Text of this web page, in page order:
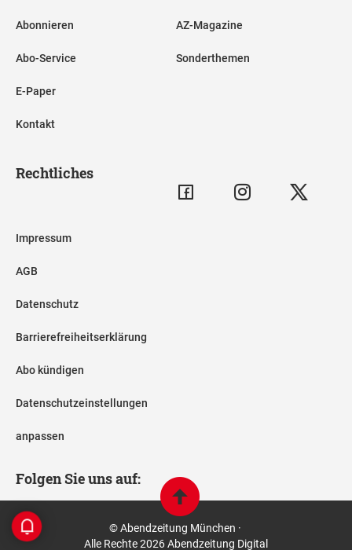
Abonnieren
Abo-Service
E-Paper
Kontakt
AZ-Magazine
Sonderthemen
Rechtliches
Impressum
AGB
Datenschutz
Barrierefreiheitserklärung
Abo kündigen
Datenschutzeinstellungen
anpassen
Folgen Sie uns auf:
© Abendzeitung München ·
Alle Rechte 2026 Abendzeitung Digital